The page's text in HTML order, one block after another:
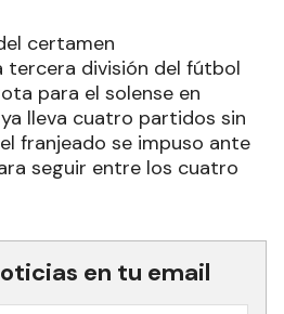
certamen
tercera división del fútbol
para el solense en
lleva cuatro partidos sin
franjeado se impuso ante
seguir entre los cuatro
en tu email